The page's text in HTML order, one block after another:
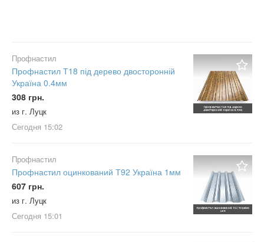
Профнастил
Профнастил Т18 під дерево двосторонній
Україна 0.4мм
308 грн.
из г. Луцк
Сегодня 15:02
Профнастил
Профнастил оцинкований Т92 Україна 1мм
607 грн.
из г. Луцк
Сегодня 15:01